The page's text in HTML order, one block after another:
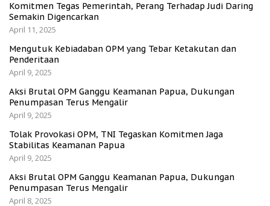
Komitmen Tegas Pemerintah, Perang Terhadap Judi Daring
Semakin Digencarkan
April 11, 2025
Mengutuk Kebiadaban OPM yang Tebar Ketakutan dan
Penderitaan
April 9, 2025
Aksi Brutal OPM Ganggu Keamanan Papua, Dukungan
Penumpasan Terus Mengalir
April 9, 2025
Tolak Provokasi OPM, TNI Tegaskan Komitmen Jaga
Stabilitas Keamanan Papua
April 9, 2025
Aksi Brutal OPM Ganggu Keamanan Papua, Dukungan
Penumpasan Terus Mengalir
April 8, 2025